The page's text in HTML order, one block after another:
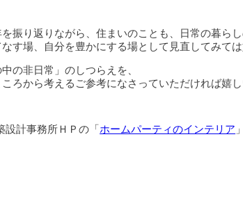
を振り返りながら、住まいのことも、日常の暮ら
なす場、自分を豊かにする場として見直してみて
中の非日常」のしつらえを、
ろから考えるご参考になさっていただければ嬉し
設計事務所ＨＰの「ホームパーティのインテリア